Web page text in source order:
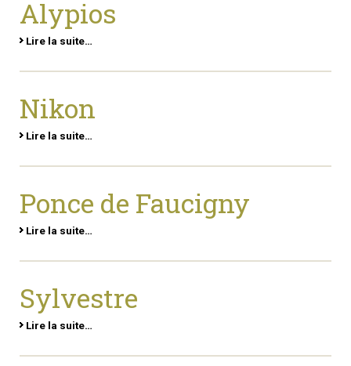
Alypios
Lire la suite…
Nikon
Lire la suite…
Ponce de Faucigny
Lire la suite…
Sylvestre
Lire la suite…